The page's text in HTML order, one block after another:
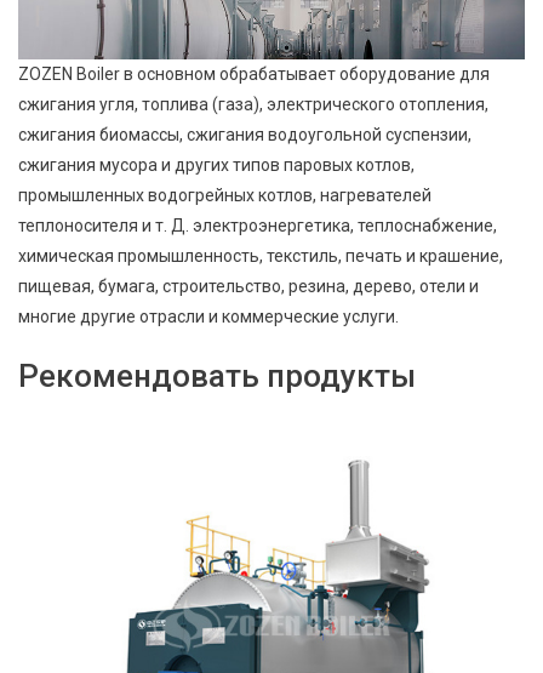
ZOZEN Boiler в основном обрабатывает оборудование для
сжигания угля, топлива (газа), электрического отопления,
сжигания биомассы, сжигания водоугольной суспензии,
сжигания мусора и других типов паровых котлов,
промышленных водогрейных котлов, нагревателей
теплоносителя и т. Д. электроэнергетика, теплоснабжение,
химическая промышленность, текстиль, печать и крашение,
пищевая, бумага, строительство, резина, дерево, отели и
многие другие отрасли и коммерческие услуги.
Рекомендовать продукты